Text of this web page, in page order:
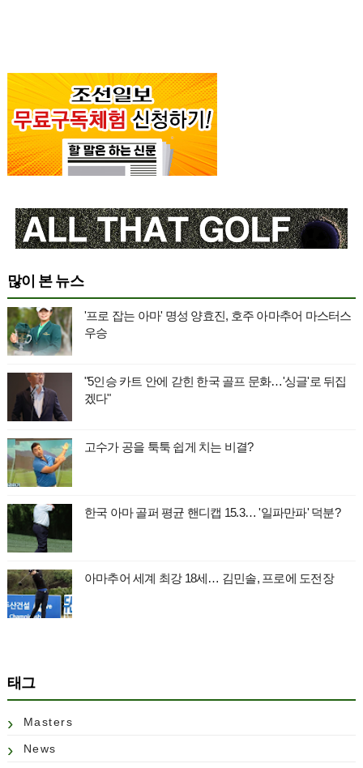
많이 본 뉴스
'프로 잡는 아마' 명성 양효진, 호주 아마추어 마스터스
우승
"5인승 카트 안에 갇힌 한국 골프 문화…'싱글'로 뒤집
겠다"
고수가 공을 툭툭 쉽게 치는 비결?
한국 아마 골퍼 평균 핸디캡 15.3… '일파만파' 덕분?
아마추어 세계 최강 18세… 김민솔, 프로에 도전장
태그
Masters
News